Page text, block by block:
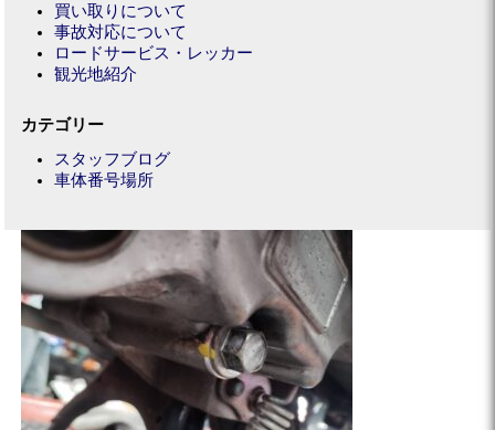
買い取りについて
事故対応について
ロードサービス・レッカー
観光地紹介
カテゴリー
スタッフブログ
車体番号場所